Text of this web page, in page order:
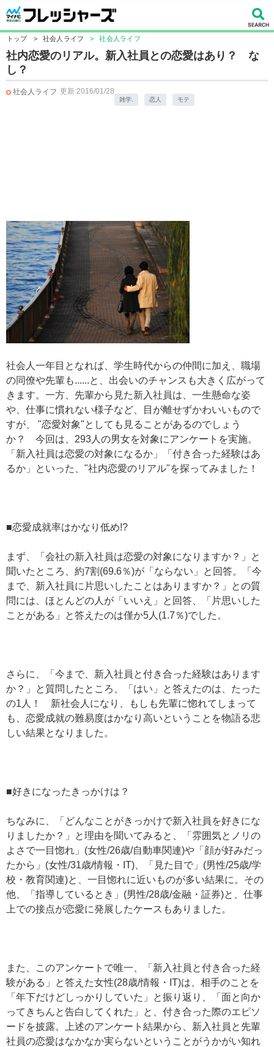
トップ > 社会人ライフ > 社会人ライフ
社内恋愛のリアル。新入社員との恋愛はあり？ な
し？
社会人ライフ 更新:2016/01/28
雑学. 恋人 モテ
社会人一年目となれば、学生時代からの仲間に加え、職場
の同僚や先輩も......と、出会いのチャンスも大きく広がって
きます。一方、先輩から見た新入社員は、一生懸命な姿
や、仕事に慣れない様子など、目が離せずかわいいもので
すが、 "恋愛対象"としても見ることがあるのでしょう
か？ 今回は、293人の男女を対象にアンケートを実施。
「新入社員は恋愛の対象になるか」「付き合った経験はあ
るか」といった、"社内恋愛のリアル"を探ってみました！
■恋愛成就率はかなり低め!?
まず、「会社の新入社員は恋愛の対象になりますか？」と
聞いたところ、約7割(69.6％)が「ならない」と回答。「今
まで、新入社員に片思いしたことはありますか？」との質
問には、ほとんどの人が「いいえ」と回答、「片思いした
ことがある」と答えたのは僅か5人(1.7％)でした。
さらに、「今まで、新入社員と付き合った経験はあります
か？」と質問したところ、「はい」と答えたのは、たった
の1人！ 新社会人になり、もしも先輩に惚れてしまって
も、恋愛成就の難易度はかなり高いということを物語る悲
しい結果となりました。
■好きになったきっかけは？
ちなみに、「どんなことがきっかけで新入社員を好きにな
りましたか？」と理由を聞いてみると、「雰囲気とノリの
よさで一目惚れ」(女性/26歳/自動車関連)や「顔が好みだっ
たから」(女性/31歳/情報・IT)、「見た目で」(男性/25歳/学
校・教育関連)と、一目惚れに近いものが多い結果に。その
他、「指導しているとき」(男性/28歳/金融・証券)と、仕事
上での接点が恋愛に発展したケースもありました。
また、このアンケートで唯一、「新入社員と付き合った経
験がある」と答えた女性(28歳/情報・IT)は、相手のことを
「年下だけどしっかりしていた」と振り返り、「面と向か
ってきちんと告白してくれた」と、付き合った際のエピソ
ードを披露。上述のアンケート結果から、新入社員と先輩
社員の恋愛はなかなか実らないということがうかがい知れ